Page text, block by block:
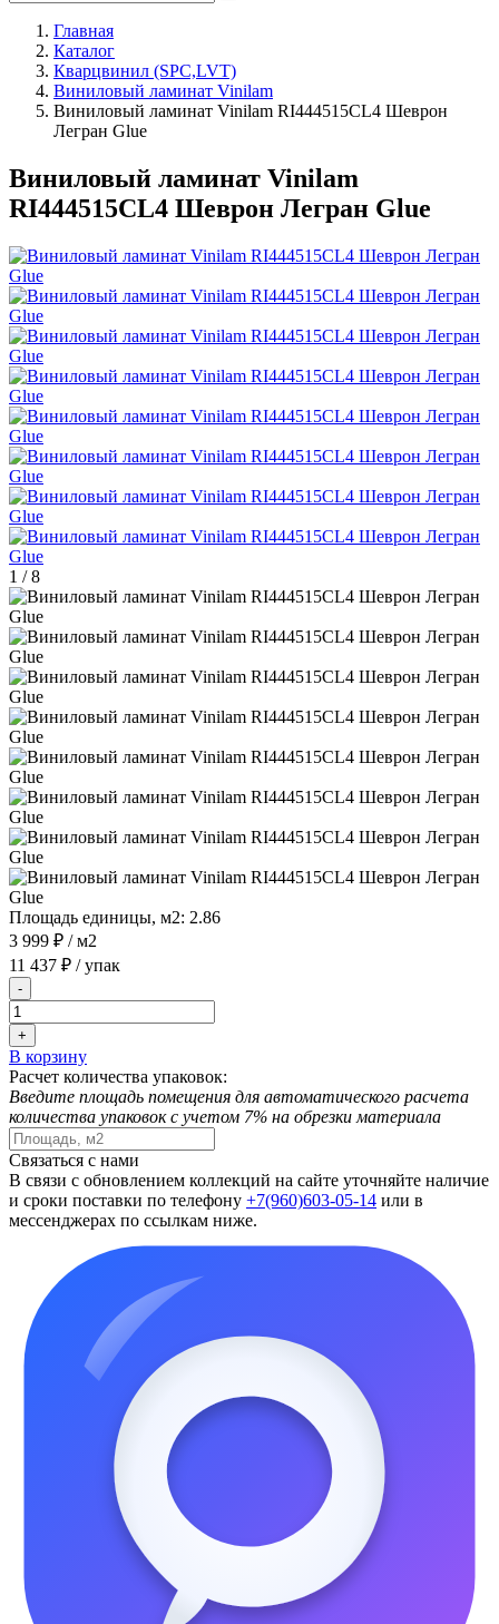
Главная
Каталог
Кварцвинил (SPC,LVT)
Виниловый ламинат Vinilam
Виниловый ламинат Vinilam RI444515CL4 Шеврон
Легран Glue
Виниловый ламинат Vinilam
RI444515CL4 Шеврон Легран Glue
1 /8
Площадь единицы, м2: 2.86
3 999 ₽ / м2
11 437 ₽ / упак
-
+
В корзину
Расчет количества упаковок:
Введите площадь помещения для автоматического расчета
количества упаковок с учетом 7% на обрезки материала
Связаться с нами
В связи с обновлением коллекций на сайте уточняйте наличие
и сроки поставки по телефону +7(960)603-05-14 или в
мессенджерах по ссылкам ниже.